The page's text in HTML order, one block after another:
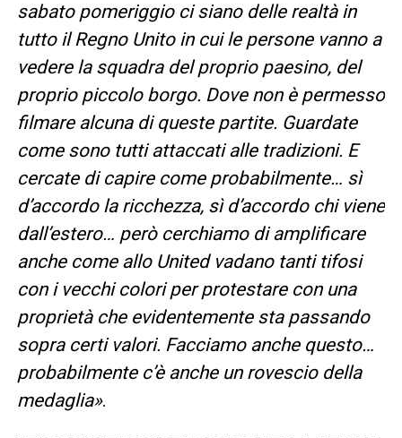
sabato pomeriggio ci siano delle realtà in
tutto il Regno Unito in cui le persone vanno a
vedere la squadra del proprio paesino, del
proprio piccolo borgo. Dove non è permesso
filmare alcuna di queste partite. Guardate
come sono tutti attaccati alle tradizioni. E
cercate di capire come probabilmente… sì
d’accordo la ricchezza, sì d’accordo chi viene
dall’estero… però cerchiamo di amplificare
anche come allo United vadano tanti tifosi
con i vecchi colori per protestare con una
proprietà che evidentemente sta passando
sopra certi valori. Facciamo anche questo…
probabilmente c’è anche un rovescio della
medaglia».